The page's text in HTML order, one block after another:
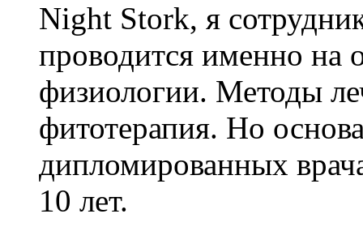
Night Stork, я
проводится именно на
физиологии. Методы
фитотерапия. Но
дипломированных
10 лет.